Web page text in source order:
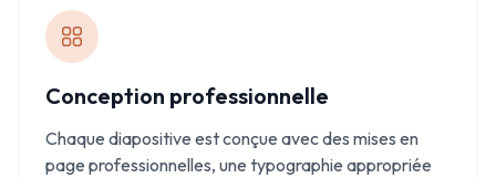
Conception professionnelle
Chaque diapositive est conçue avec des mises en
page professionnelles, une typographie appropriée